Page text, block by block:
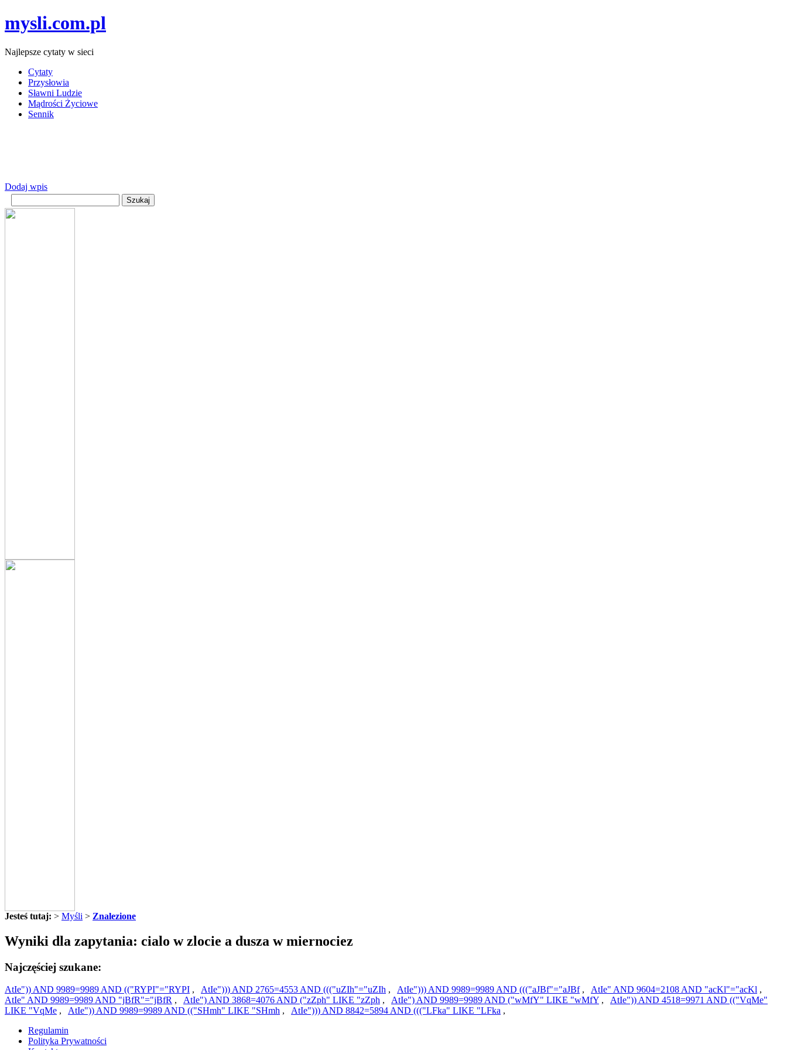
mysli.com.pl
Najlepsze cytaty w sieci
Cytaty
Przysłowia
Sławni Ludzie
Mądrości Życiowe
Sennik
Dodaj wpis
Jesteś tutaj: > Myśli > Znalezione
Wyniki dla zapytania: cialo w zlocie a dusza w miernociez
Najczęściej szukane:
AtIe")) AND 9989=9989 AND (("RYPI"="RYPI , AtIe"))) AND 2765=4553 AND ((("uZIh"="uZIh , AtIe"))) AND 9989=9989 AND ((("aJBf"="aJBf, AtIe" AND 9604=2108 AND "acKl"="acKl ,
AtIe" AND 9989=9989 AND "jBfR"="jBfR , AtIe") AND 3868=4076 AND ("zZph" LIKE "zZph , AtIe") AND 9989=9989 AND ("wMfY" LIKE "wMfY , AtIe")) AND 4518=9971 AND (("VqMe"
LIKE "VqMe , AtIe")) AND 9989=9989 AND (("SHmh" LIKE "SHmh , AtIe"))) AND 8842=5894 AND ((("LFka" LIKE "LFka ,
Regulamin
Polityka Prywatności